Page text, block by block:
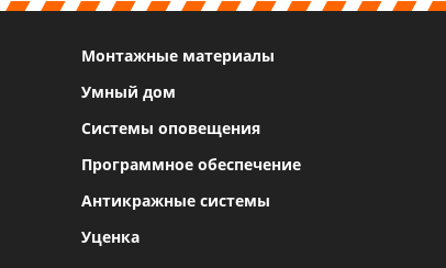
Монтажные материалы
Умный дом
Системы оповещения
Программное обеспечение
Антикражные системы
Уценка